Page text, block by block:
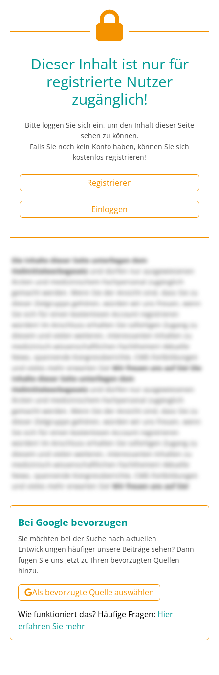
Dieser Inhalt ist nur für
registrierte Nutzer
zugänglich!
Bitte loggen Sie sich ein, um den Inhalt dieser Seite
sehen zu können.
Falls Sie noch kein Konto haben, können Sie sich
kostenlos registrieren!
Registrieren
Einloggen
Die Inhalte dieser Seite unterliegen dem
Heilmittelwerbegesetzund dürfen nur ausgewiesenen
Ärzten und medizinischem Fachpersonal zugänglich
gemacht werden. Wenn Sie der Ansicht sind, dass Sie zu
dieser Zielgruppe gehören, würden wir uns freuen, wenn
Sie sich für einen kostenlosen Account registrieren
würden! Im Anschluss erhalten Sie sofortigen Zugang zu
diesem und vielen weiteren, interessanten Inhalten zu
medizinisch-wissenschaftlichen Fachthemen! Aktuelle
News, spannende Kongressberichte, CME-Fortbildungen
und vieles mehr erwarten Sie!Wir freuen uns auf Sie! Die
Inhalte dieser Seite unterliegen dem
Heilmittelwerbegesetzund dürfen nur ausgewiesenen
Ärzten und medizinischem Fachpersonal zugänglich
gemacht werden. Wenn Sie der Ansicht sind, dass Sie zu
dieser Zielgruppe gehören, würden wir uns freuen, wenn
Sie sich für einen kostenlosen Account registrieren
würden! Im Anschluss erhalten Sie sofortigen Zugang zu
diesem und vielen weiteren, interessanten Inhalten zu
medizinisch-wissenschaftlichen Fachthemen! Aktuelle
News, spannende Kongressberichte, CME-Fortbildungen
und vieles mehr erwarten Sie!Wir freuen uns auf Sie!
Bei Google bevorzugen
Sie möchten bei der Suche nach aktuellen
Entwicklungen häufiger unsere Beiträge sehen? Dann
fügen Sie uns jetzt zu Ihren bevorzugten Quellen
hinzu.
Als bevorzugte Quelle auswählen
Wie funktioniert das? Häufige Fragen: Hier
erfahren Sie mehr